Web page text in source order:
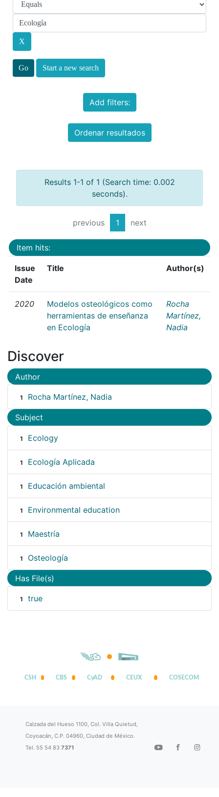
Start a new search
Add filters:
Ordenar resultados
Results 1-1 of 1 (Search time: 0.002
seconds).
previous 1 next
Item hits:
Issue
Date
Title Author(s)
2020
Modelos osteológicos como
herramientas de enseñanza
en Ecología
Rocha
Martínez,
Nadia
Discover
Author
1 Rocha Martínez, Nadia
Subject
1 Ecology
1 Ecología Aplicada
1 Educación ambiental
1 Environmental education
1 Maestría
1 Osteología
Has File(s)
1 true
CSH CBS CyAD CEUX COSECOM
Calzada del Hueso 1100, Col. Villa Quietud,
Coyoacán, C.P. 04960, Ciudad de México.
Tel. 55 54 837371